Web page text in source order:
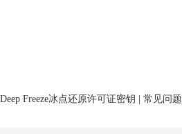
Deep Freeze冰点还原许可证密钥 常见问题